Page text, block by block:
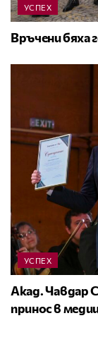
УСПЕХ
Връчени бяха
УСПЕХ
Акад. Чавдар
принос в